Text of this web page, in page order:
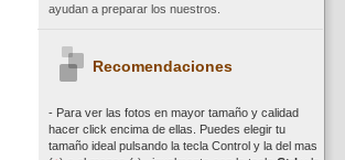
ayudan a preparar los nuestros.
Recomendaciones
- Para ver las fotos en mayor tamaño y calidad
hacer click encima de ellas. Puedes elegir tu
tamaño ideal pulsando la tecla Controly la del mas